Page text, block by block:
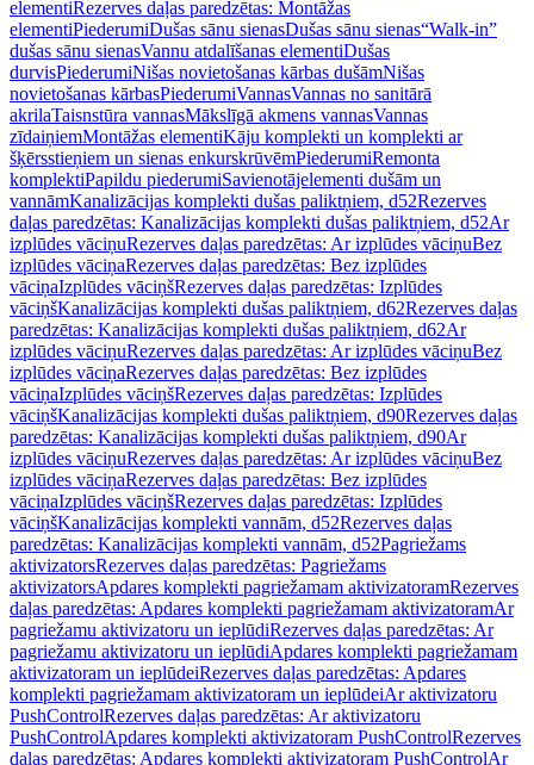
elementiRezerves daļas paredzētas: Montāžas
elementiPiederumiDušas sānu sienasDušas sānu sienas“Walk-in”
dušas sānu sienasVannu atdalīšanas elementiDušas
durvisPiederumiNišas novietošanas kārbas dušāmNišas
novietošanas kārbasPiederumiVannasVannas no sanitārā
akrilaTaisnstūra vannasMākslīgā akmens vannasVannas
zīdaiņiemMontāžas elementiKāju komplekti un komplekti ar
šķērsstieņiem un sienas enkurskrūvēmPiederumiRemonta
komplektiPapildu piederumiSavienotājelementi dušām un
vannāmKanalizācijas komplekti dušas paliktņiem, d52Rezerves
daļas paredzētas: Kanalizācijas komplekti dušas paliktņiem, d52Ar
izplūdes vāciņuRezerves daļas paredzētas: Ar izplūdes vāciņuBez
izplūdes vāciņaRezerves daļas paredzētas: Bez izplūdes
vāciņaIzplūdes vāciņšRezerves daļas paredzētas: Izplūdes
vāciņšKanalizācijas komplekti dušas paliktņiem, d62Rezerves daļas
paredzētas: Kanalizācijas komplekti dušas paliktņiem, d62Ar
izplūdes vāciņuRezerves daļas paredzētas: Ar izplūdes vāciņuBez
izplūdes vāciņaRezerves daļas paredzētas: Bez izplūdes
vāciņaIzplūdes vāciņšRezerves daļas paredzētas: Izplūdes
vāciņšKanalizācijas komplekti dušas paliktņiem, d90Rezerves daļas
paredzētas: Kanalizācijas komplekti dušas paliktņiem, d90Ar
izplūdes vāciņuRezerves daļas paredzētas: Ar izplūdes vāciņuBez
izplūdes vāciņaRezerves daļas paredzētas: Bez izplūdes
vāciņaIzplūdes vāciņšRezerves daļas paredzētas: Izplūdes
vāciņšKanalizācijas komplekti vannām, d52Rezerves daļas
paredzētas: Kanalizācijas komplekti vannām, d52Pagriežams
aktivizatorsRezerves daļas paredzētas: Pagriežams
aktivizatorsApdares komplekti pagriežamam aktivizatoramRezerves
daļas paredzētas: Apdares komplekti pagriežamam aktivizatoramAr
pagriežamu aktivizatoru un ieplūdiRezerves daļas paredzētas: Ar
pagriežamu aktivizatoru un ieplūdiApdares komplekti pagriežamam
aktivizatoram un ieplūdeiRezerves daļas paredzētas: Apdares
komplekti pagriežamam aktivizatoram un ieplūdeiAr aktivizatoru
PushControlRezerves daļas paredzētas: Ar aktivizatoru
PushControlApdares komplekti aktivizatoram PushControlRezerves
daļas paredzētas: Apdares komplekti aktivizatoram PushControlAr